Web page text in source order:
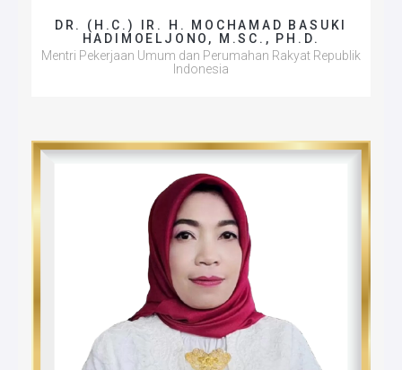
DR. (H.C.) IR. H. MOCHAMAD BASUKI
HADIMOELJONO, M.SC., PH.D.
Mentri Pekerjaan Umum dan Perumahan Rakyat Republik
Indonesia